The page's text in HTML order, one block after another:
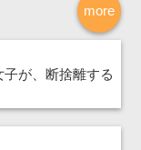
more
が、断捨離する